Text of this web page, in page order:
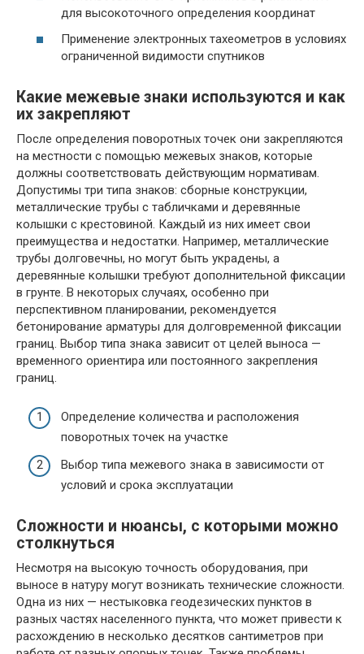
для высокоточного определения координат
Применение электронных тахеометров в условиях
ограниченной видимости спутников
Какие межевые знаки используются и как
их закрепляют
После определения поворотных точек они закрепляются
на местности с помощью межевых знаков, которые
должны соответствовать действующим нормативам.
Допустимы три типа знаков: сборные конструкции,
металлические трубы с табличками и деревянные
колышки с крестовиной. Каждый из них имеет свои
преимущества и недостатки. Например, металлические
трубы долговечны, но могут быть украдены, а
деревянные колышки требуют дополнительной фиксации
в грунте. В некоторых случаях, особенно при
перспективном планировании, рекомендуется
бетонирование арматуры для долговременной фиксации
границ. Выбор типа знака зависит от целей выноса —
временного ориентира или постоянного закрепления
границ.
Определение количества и расположения
поворотных точек на участке
Выбор типа межевого знака в зависимости от
условий и срока эксплуатации
Сложности и нюансы, с которыми можно
столкнуться
Несмотря на высокую точность оборудования, при
выносе в натуру могут возникать технические сложности.
Одна из них — нестыковка геодезических пунктов в
разных частях населенного пункта, что может привести к
расхождению в несколько десятков сантиметров при